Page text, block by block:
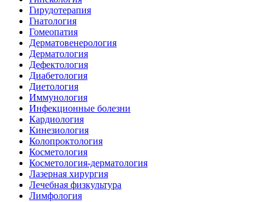
Гирудотерапия
Гнатология
Гомеопатия
Дерматовенерология
Дерматология
Дефектология
Диабетология
Диетология
Иммунология
Инфекционные болезни
Кардиология
Кинезиология
Колопроктология
Косметология
Косметология-дерматология
Лазерная хирургия
Лечебная физкультура
Лимфология